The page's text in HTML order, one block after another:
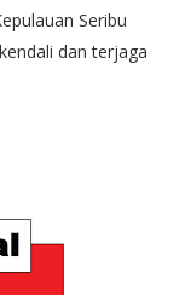
Seribu
dan terjaga